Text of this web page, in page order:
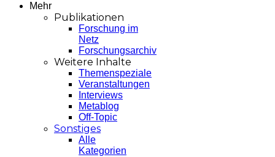
Mehr
Publikationen
Forschung im
Netz
Forschungsarchiv
Weitere Inhalte
Themenspeziale
Veranstaltungen
Interviews
Metablog
Off-Topic
Sonstiges
Alle
Kategorien